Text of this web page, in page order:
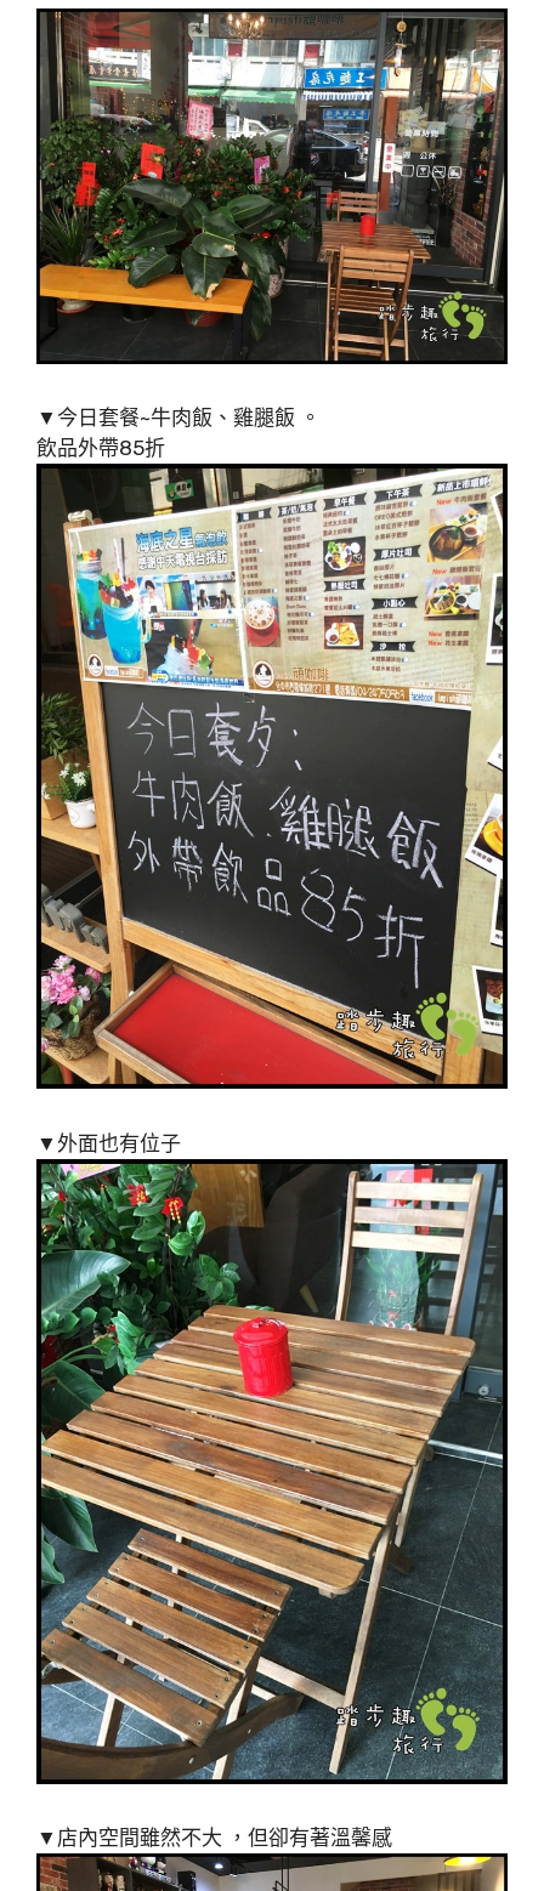
▼今日套餐~牛肉飯、雞腿飯 。
飲品外帶85折
▼外面也有位子
▼店內空間雖然不大 ，但卻有著溫馨感